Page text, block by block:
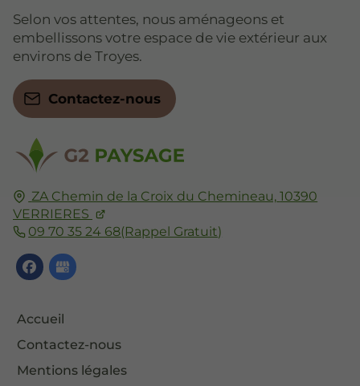
ZA Chemin de la Croix du Chemineau, 10390
VERRIERES
09 70 35 24 68(Rappel Gratuit)
Accueil
Contactez-nous
Mentions légales
Selon vos attentes, nous aménageons et
embellissons votre espace de vie extérieur aux
environs de Troyes.
Contactez-nous